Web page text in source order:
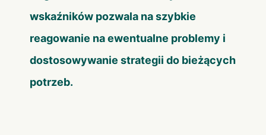
wskaźników pozwala na szybkie
reagowanie na ewentualne problemy i
dostosowywanie strategii do bieżących
potrzeb.